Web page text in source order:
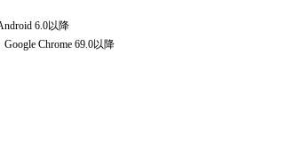
6.0以降
Google Chrome 69.0以降